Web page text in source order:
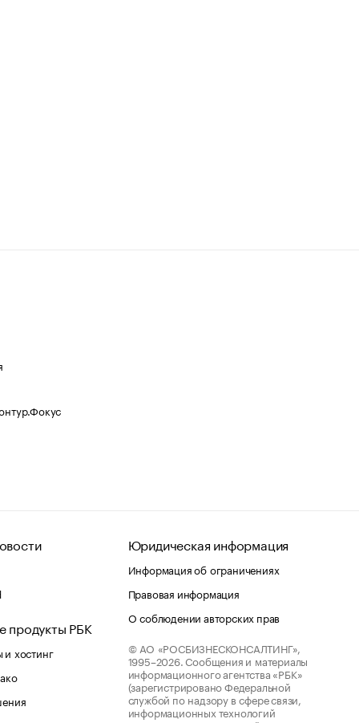
продукты РБК
хостинг
Юридическая информация
Информация об ограничениях
Правовая информация
О соблюдении авторских прав
© АО «РОСБИЗНЕСКОНСАЛТИНГ»,
1995–2026. Сообщения и материалы
информационного агентства «РБК»
(зарегистрировано Федеральной
службой по надзору в сфере связи,
информационных технологий